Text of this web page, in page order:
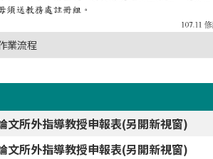
業流程
文所外指導教授申報表(另開新視窗)
文所外指導教授申報表(另開新視窗)